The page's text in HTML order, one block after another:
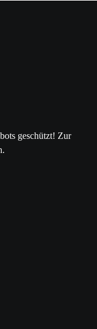
geschützt! Zur